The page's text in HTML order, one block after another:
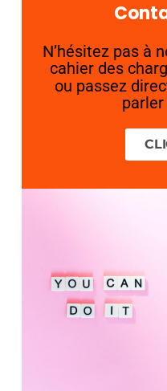
N’hésitez pas à
cahier des
ou passez
parler